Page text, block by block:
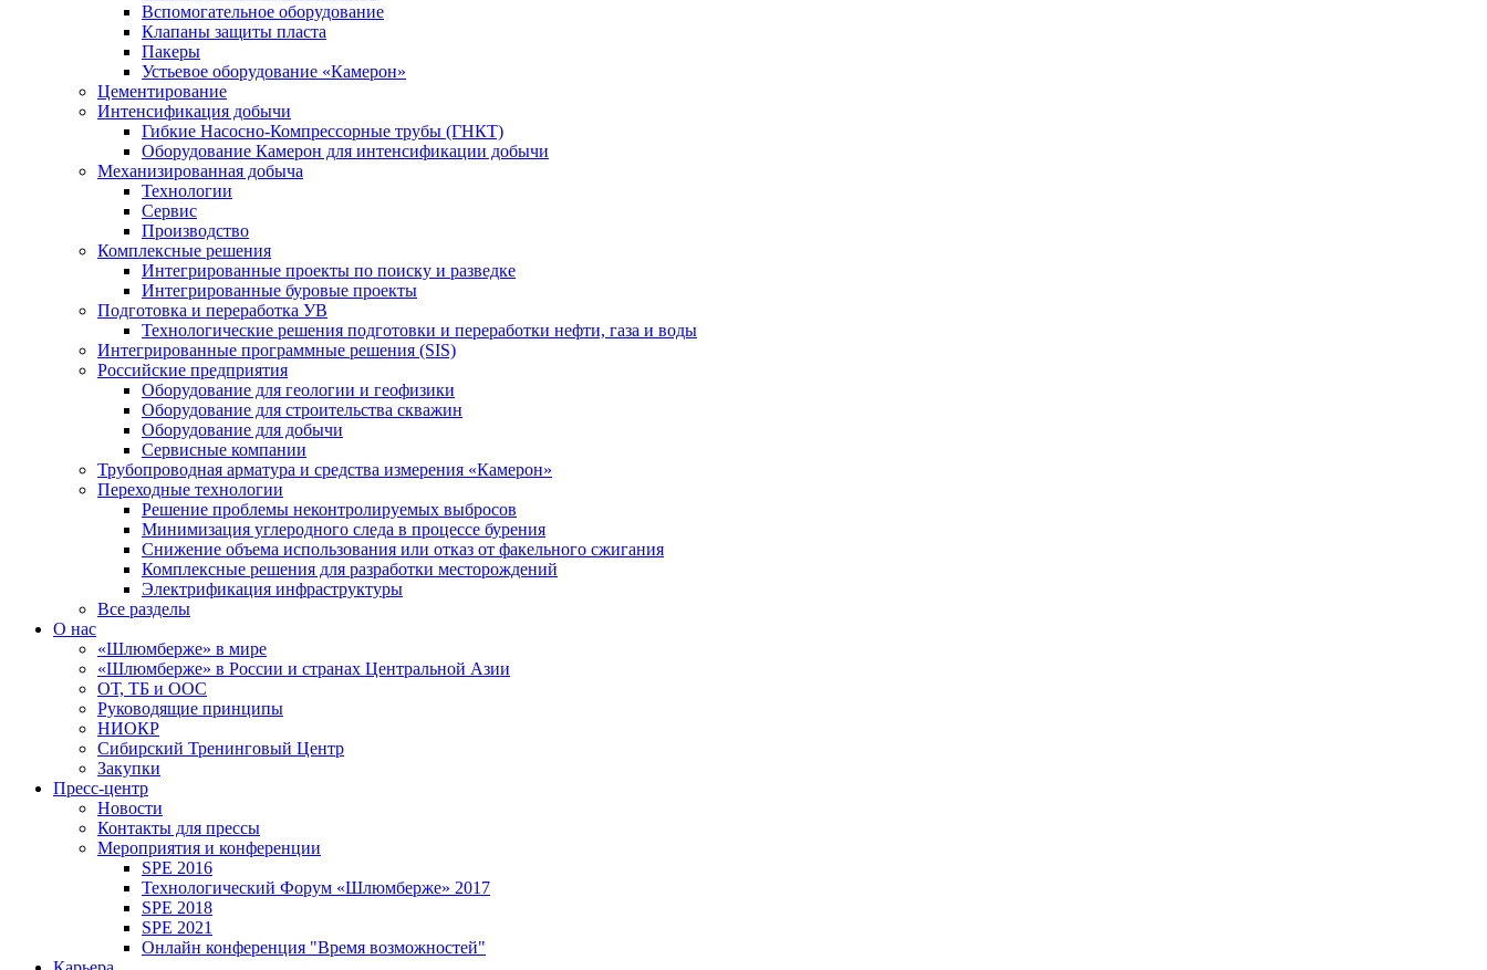
Вспомогательное оборудование
Клапаны защиты пласта
Пакеры
Устьевое оборудование «Камерон»
Цементирование
Интенсификация добычи
Гибкие Насосно-Компрессорные трубы (ГНКТ)
Оборудование Камерон для интенсификации добычи
Механизированная добыча
Технологии
Сервис
Производство
Комплексные решения
Интегрированные проекты по поиску и разведке
Интегрированные буровые проекты
Подготовка и переработка УВ
Технологические решения подготовки и переработки нефти, газа и воды
Интегрированные программные решения (SIS)
Российские предприятия
Оборудование для геологии и геофизики
Оборудование для строительства скважин
Оборудование для добычи
Сервисные компании
Трубопроводная арматура и средства измерения «Камерон»
Переходные технологии
Решение проблемы неконтролируемых выбросов
Минимизация углеродного следа в процессе бурения
Снижение объема использования или отказ от факельного сжигания
Комплексные решения для разработки месторождений
Электрификация инфраструктуры
Все разделы
О нас
«Шлюмберже» в мире
«Шлюмберже» в России и странах Центральной Азии
ОТ, ТБ и ООС
Руководящие принципы
НИОКР
Сибирский Тренинговый Центр
Закупки
Пресс-центр
Новости
Контакты для прессы
Мероприятия и конференции
SPE 2016
Технологический Форум «Шлюмберже» 2017
SPE 2018
SPE 2021
Онлайн конференция "Время возможностей"